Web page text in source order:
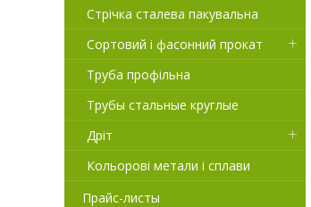
Стрічка сталева пакувальна
Сортовий і фасонний прокат
Труба профільна
Трубы стальные круглые
Дріт
Кольорові метали і сплави
Прайс-листы